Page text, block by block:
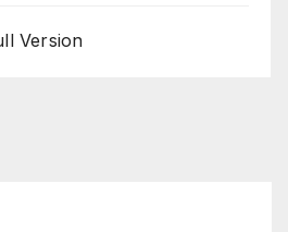
Version